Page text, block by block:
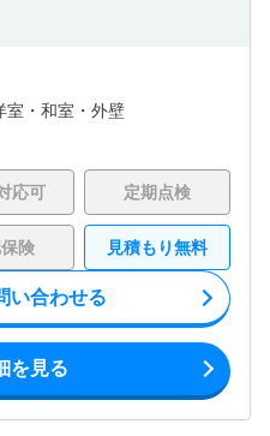
室・ 和室・ 外壁
応可 定期点検
険 見積もり無料
い合わせる
を見る